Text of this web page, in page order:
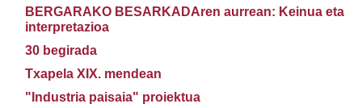
BERGARAKO BESARKADAren aurrean: Keinua eta
interpretazioa
30 begirada
Txapela XIX. mendean
"Industria paisaia" proiektua